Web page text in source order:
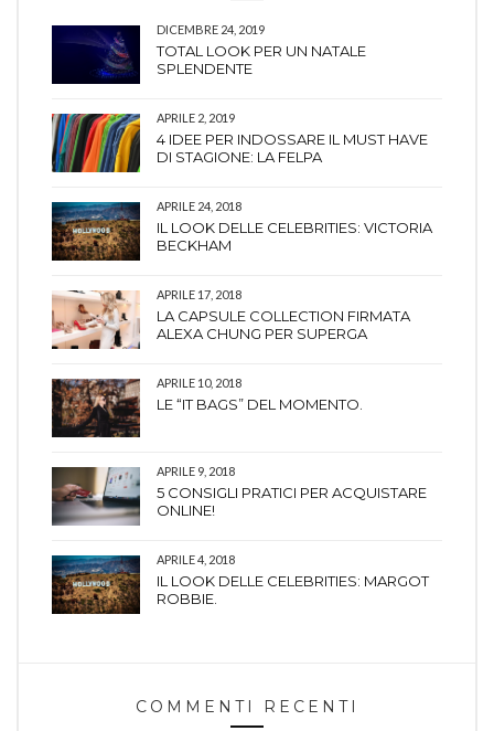
DICEMBRE 24, 2019
TOTAL LOOK PER UN NATALE
SPLENDENTE
APRILE 2, 2019
4 IDEE PER INDOSSARE IL MUST HAVE
DI STAGIONE: LA FELPA
APRILE 24, 2018
IL LOOK DELLE CELEBRITIES: VICTORIA
BECKHAM
APRILE 17, 2018
LA CAPSULE COLLECTION FIRMATA
ALEXA CHUNG PER SUPERGA
APRILE 10, 2018
LE “IT BAGS” DEL MOMENTO.
APRILE 9, 2018
5 CONSIGLI PRATICI PER ACQUISTARE
ONLINE!
APRILE 4, 2018
IL LOOK DELLE CELEBRITIES: MARGOT
ROBBIE.
COMMENTI RECENTI